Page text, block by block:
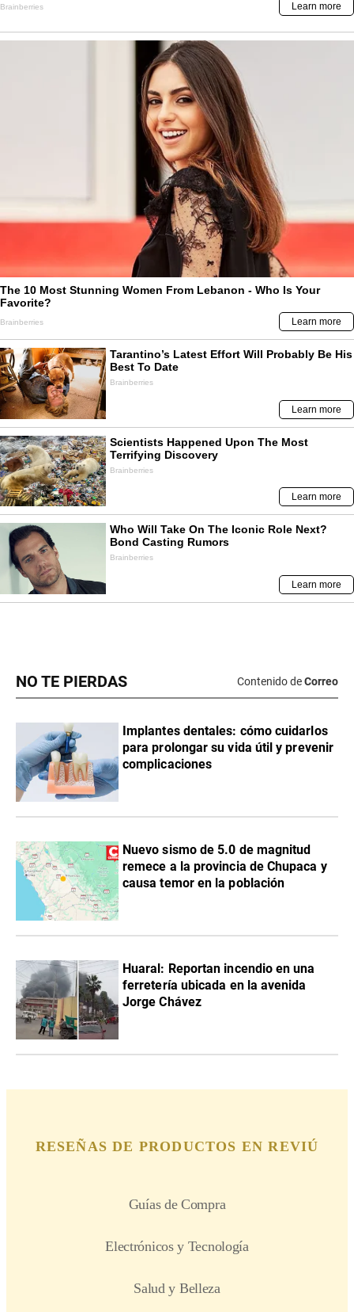
NO TE PIERDAS Contenido deCorreo
Implantes dentales: cómo cuidarlos
para prolongar su vida útil y prevenir
complicaciones
Nuevo sismo de 5.0 de magnitud
remece a la provincia de Chupaca y
causa temor en la población
Huaral: Reportan incendio en una
ferretería ubicada en la avenida
Jorge Chávez